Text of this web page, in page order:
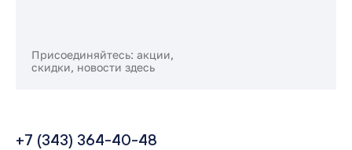
Присоединяйтесь: акции,
скидки, новости здесь
+7 (343) 364-40-48